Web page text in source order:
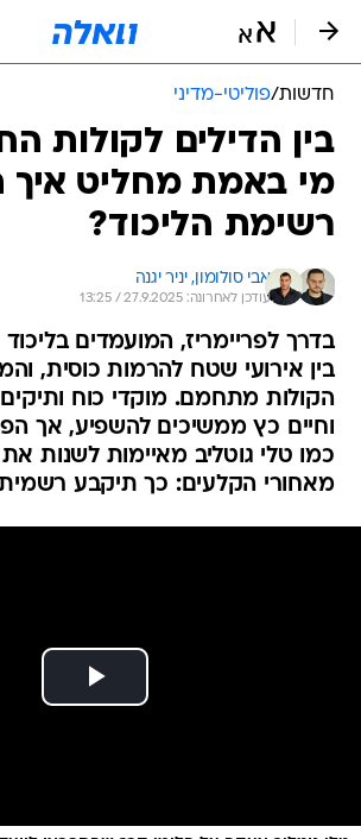
חדשות/פוליטי-מדיני
בין הדילים לקולות
מי באמת מחליט איך
רשימת הליכוד?
אבי סולומון, יניר יגנה
עודכן לאחרונה: 27.9.2025 / 13:25
בדרך לפריימריז, המועמדים בליכוד
בין אירועי שטח להרמות כוסית,
הקולות מתחמם. מוקדי כוח ותיקים
וחיים כץ ממשיכים להשפיע, אך
כמו טלי גוטליב מאיימות לשנות
מאחורי הקלעים: כך תיקבע רשמית